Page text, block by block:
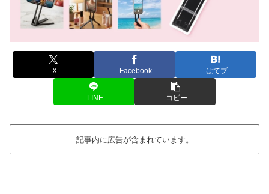
X Facebook はてブ
LINE コピー
記事内に広告が含まれています。